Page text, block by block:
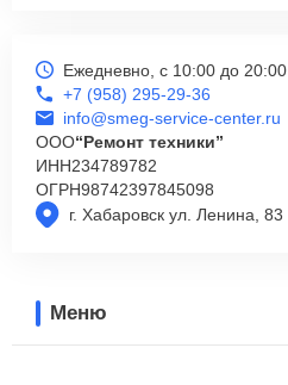
г. Хабаровск ул. Ленина, 83
Ежедневно, с 10:00 до 20:00
+7 (958) 295-29-36
info@smeg-service-center.ru
ООО“Ремонт техники”
ИНН234789782
ОГРН98742397845098
Меню